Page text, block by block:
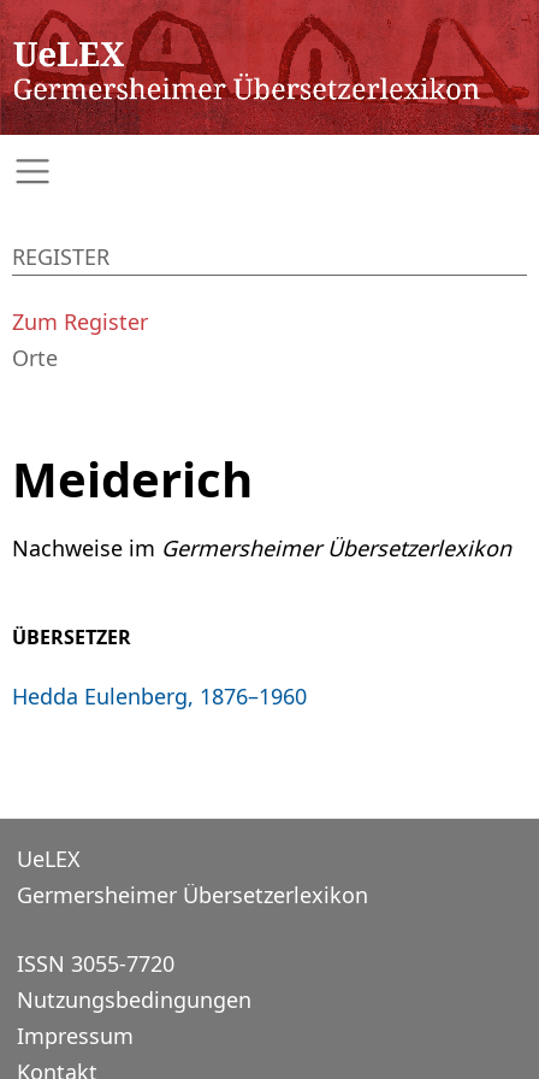
Meiderich
Nachweise im Germersheimer Übersetzerlexikon
ÜBERSETZER
Hedda Eulenberg, 1876–1960
REGISTER
Zum Register
Orte
UeLEX
Germersheimer Übersetzerlexikon
ISSN 3055-7720
Nutzungsbedingungen
Impressum
Kontakt